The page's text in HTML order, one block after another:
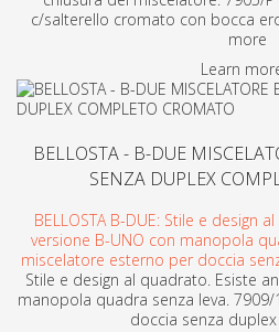
c/salterello cromato con bocca
more
Learn
BELLOSTA - B-DUE
SENZA DUPLEX
BELLOSTA B-DUE: Stile e design
versione B-UNO con manopola
miscelatore esterno per doccia
Stile e design al quadrato. Esiste
manopola quadra senza leva.
doccia senza